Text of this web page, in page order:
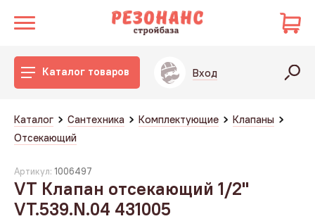
Каталог товаров Вход
Каталог Сантехника Комплектующие
Клапаны
Отсекающий
Артикул: 1006497
VT Клапан отсекающий 1/2"
VT.539.N.04 431005